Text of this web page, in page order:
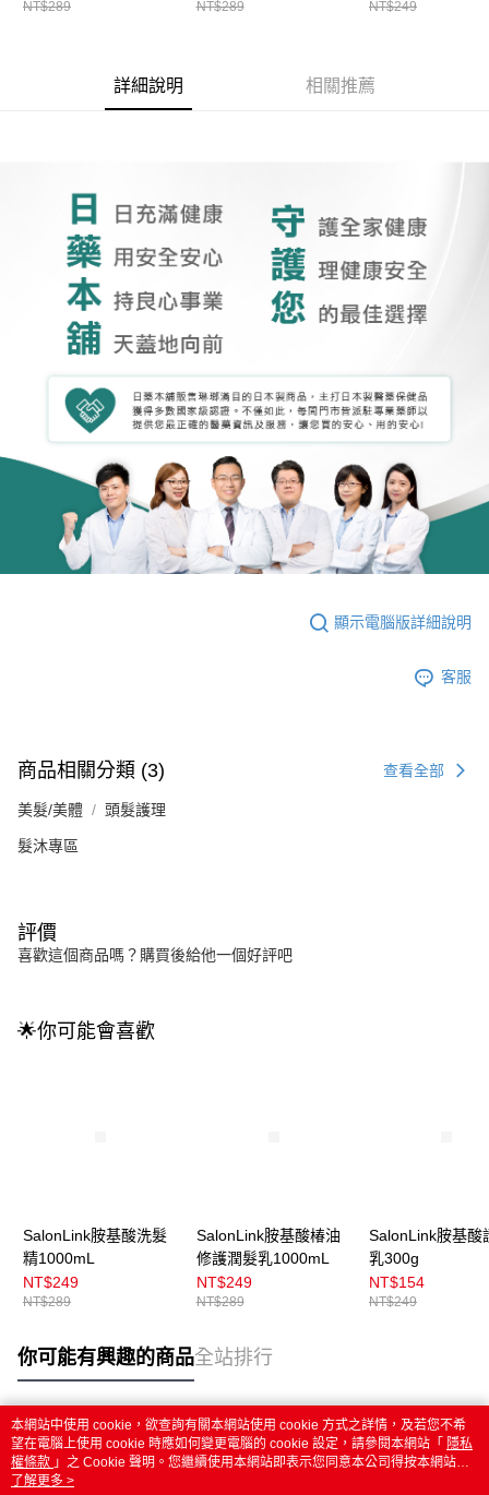
NT$289 NT$289 NT$249
詳細說明 相關推薦
顯示電腦版詳細說明
客服
商品相關分類 (3) 查看全部
美髮/美體 頭髮護理
髮沐專區
評價
喜歡這個商品嗎？購買後給他一個好評吧
🌟你可能會喜歡
SalonLink胺基酸洗髮
精1000mL
NT$249
NT$289
SalonLink胺基酸椿油
修護潤髮乳1000mL
NT$249
NT$289
SalonLink胺基酸
乳300g
NT$154
NT$249
你可能有興趣的商品全站排行
熱門標籤
本網站中使用 cookie，欲查詢有關本網站使用 cookie 方式之詳情，及若您不希
望在電腦上使用 cookie 時應如何變更電腦的 cookie 設定，請參閱本網站「 隱私
權條款 」之 Cookie 聲明。您繼續使用本網站即表示您同意本公司得按本網站使
用條款之 Cookie 聲明使用 cookie。
了解更多 >